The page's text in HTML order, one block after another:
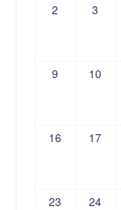
2 3
9 10
16 17
23 24